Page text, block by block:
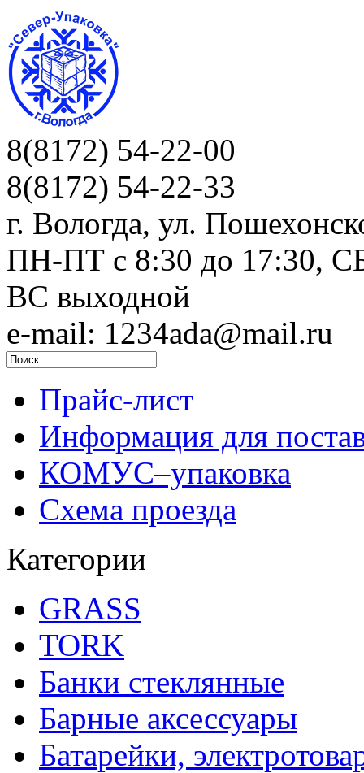
8(8172) 54-22-00
8(8172) 54-22-33
г. Вологда, ул.
ПН-ПТ c 8:30 до 17:30,
ВС выходной
e-mail: 1234ada@mail.ru
Прайс-лист
Информация для
КОМУС–упаковка
Схема проезда
Категории
GRASS
TORK
Банки стеклянные
Барные аксессуары
Батарейки,